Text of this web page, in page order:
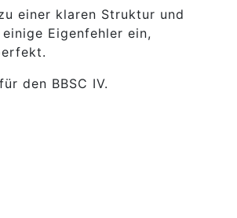
einer klaren Struktur und
Eigenfehler ein,
den BBSC IV.